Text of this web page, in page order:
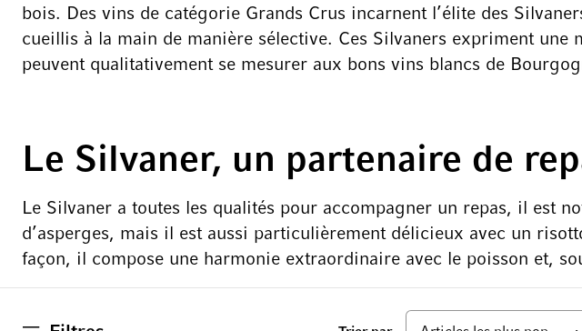
bois. Des vins de catégorie Grands Crus incarnent l’élite des
cueillis à la main de manière sélective. Ces Silvaners expriment
peuvent qualitativement se mesurer aux bons vins blancs de
Le Silvaner, un partenaire de
Le Silvaner a toutes les qualités pour accompagner un repas, il est
d’asperges, mais il est aussi particulièrement délicieux avec un
façon, il compose une harmonie extraordinaire avec le poisson et,